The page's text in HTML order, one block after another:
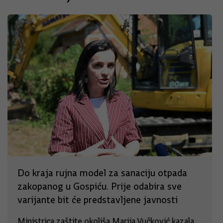
Do kraja rujna model za sanaciju otpada
zakopanog u Gospiću. Prije odabira sve
varijante bit će predstavljene javnosti